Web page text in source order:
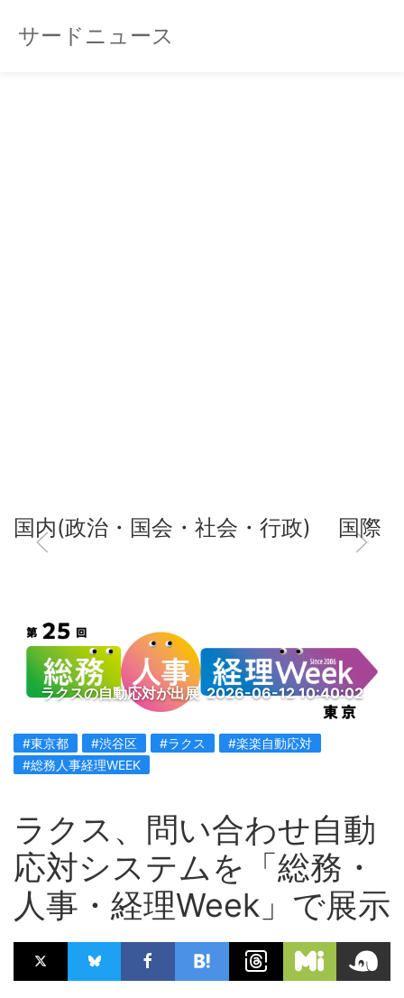
サードニュース
国内(政治・国会・社会・行政) 国際
ラクスの自動応対が出展 2026-06-12 10:40:02
#東京都 #渋谷区 #ラクス
#楽楽自動応対
#総務人事経理WEEK
ラクス、問い合わせ自動
応対システムを「総務・
人事・経理Week」で展示